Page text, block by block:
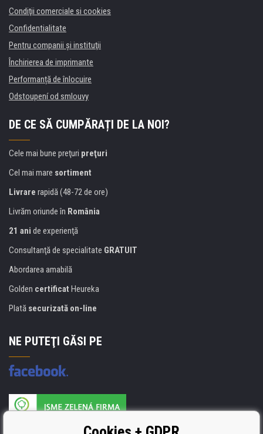
Condiţii comerciale si cookies
Confidentialitate
Pentru companii și instituţii
Închirierea de imprimante
Performanță de înlocuire
Odstoupení od smlouvy
DE CE SĂ CUMPĂRAȚI DE LA NOI?
Cele mai bune preţuri preţuri
Cel mai mare sortiment
Livrare rapidă (48-72 de ore)
Livrăm oriunde în România
21 ani de experienţă
Consultanţă de specialitate GRATUIT
Abordarea amabilă
Golden certificat Heureka
Plată securizată on-line
NE PUTEŢI GĂSI PE
Producătorul umpluturii de rezervă este certificat